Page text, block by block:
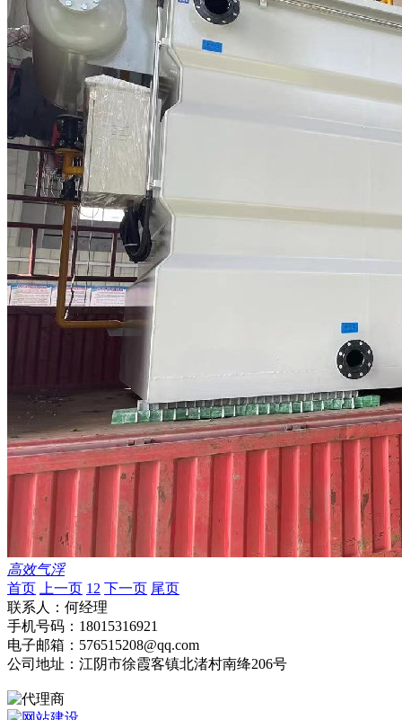
高效气浮
首页
上一页 1 2 下一页 尾页
联系人：何经理
手机号码：18015316921
电子邮箱：576515208@qq.com
公司地址：江阴市徐霞客镇北渚村南绛206号